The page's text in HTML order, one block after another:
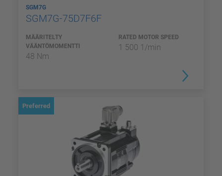
SGM7G
SGM7G-75D7F6F
MÄÄRITELTY
VÄÄNTÖMOMENTTI
48 Nm
RATED MOTOR SPEED
1 500 1/min
Preferred